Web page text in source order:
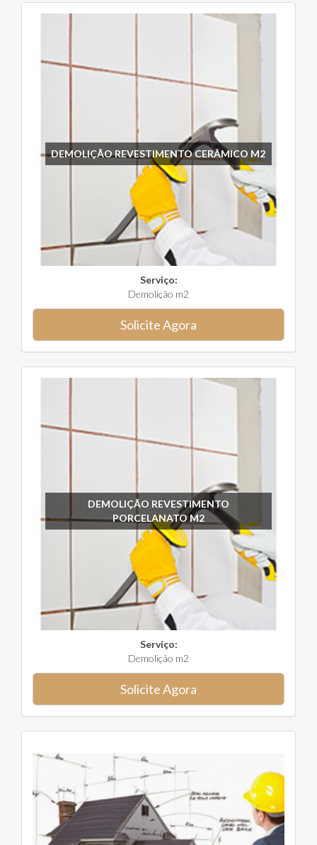
DEMOLIÇÃO REVESTIMENTO CERÂMICO M2
Serviço:
Demolição m2
Solicite Agora
DEMOLIÇÃO REVESTIMENTO
PORCELANATO M2
Serviço:
Demolição m2
Solicite Agora